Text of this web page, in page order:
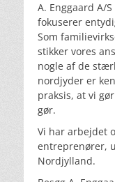
A. Enggaard A/
fokuserer
Som
stikker vores
nogle af de
nordjyder er
praksis, at vi
gør.
Vi har arbejdet
entreprenører,
Nordjylland.